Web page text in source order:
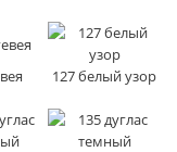
127 белый узор